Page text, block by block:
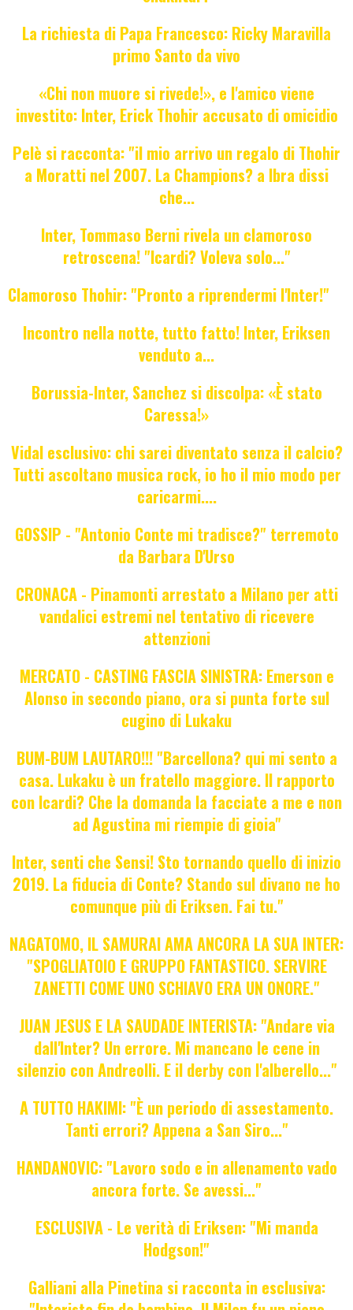
La richiesta di Papa Francesco: Ricky Maravilla
primo Santo da vivo
«Chi non muore si rivede!», e l'amico viene
investito: Inter, Erick Thohir accusato di omicidio
Pelè si racconta: "il mio arrivo un regalo di Thohir
a Moratti nel 2007. La Champions? a Ibra dissi
che...
Inter, Tommaso Berni rivela un clamoroso
retroscena! "Icardi? Voleva solo..."
Clamoroso Thohir: "Pronto a riprendermi l'Inter!"
Incontro nella notte, tutto fatto! Inter, Eriksen
venduto a...
Borussia-Inter, Sanchez si discolpa: «È stato
Caressa!»
Vidal esclusivo: chi sarei diventato senza il calcio?
Tutti ascoltano musica rock, io ho il mio modo per
caricarmi....
GOSSIP - "Antonio Conte mi tradisce?" terremoto
da Barbara D'Urso
CRONACA - Pinamonti arrestato a Milano per atti
vandalici estremi nel tentativo di ricevere
attenzioni
MERCATO - CASTING FASCIA SINISTRA: Emerson e
Alonso in secondo piano, ora si punta forte sul
cugino di Lukaku
BUM-BUM LAUTARO!!! "Barcellona? qui mi sento a
casa. Lukaku è un fratello maggiore. Il rapporto
con Icardi? Che la domanda la facciate a me e non
ad Agustina mi riempie di gioia"
Inter, senti che Sensi! Sto tornando quello di inizio
2019. La fiducia di Conte? Stando sul divano ne ho
comunque più di Eriksen. Fai tu."
NAGATOMO, IL SAMURAI AMA ANCORA LA SUA INTER:
"SPOGLIATOIO E GRUPPO FANTASTICO. SERVIRE
ZANETTI COME UNO SCHIAVO ERA UN ONORE."
JUAN JESUS E LA SAUDADE INTERISTA: "Andare via
dall'Inter? Un errore. Mi mancano le cene in
silenzio con Andreolli. E il derby con l'alberello..."
A TUTTO HAKIMI: "È un periodo di assestamento.
Tanti errori? Appena a San Siro..."
HANDANOVIC: "Lavoro sodo e in allenamento vado
ancora forte. Se avessi..."
ESCLUSIVA - Le verità di Eriksen: "Mi manda
Hodgson!"
Galliani alla Pinetina si racconta in esclusiva: